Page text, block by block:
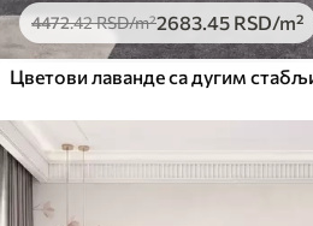
4472.42RSD/m²2683.45 RSD/m²